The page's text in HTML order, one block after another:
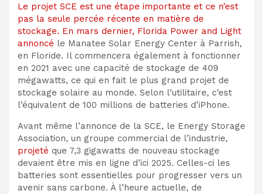
Le projet SCE est une étape importante et ce n’est
pas la seule percée récente en matière de
stockage. En mars dernier, Florida Power and Light
annoncé le Manatee Solar Energy Center à Parrish,
en Floride. Il commencera également à fonctionner
en 2021 avec une capacité de stockage de 409
mégawatts, ce qui en fait le plus grand projet de
stockage solaire au monde. Selon l’utilitaire, c’est
l’équivalent de 100 millions de batteries d’iPhone.
Avant même l’annonce de la SCE, le Energy Storage
Association, un groupe commercial de l’industrie,
projeté que 7,3 gigawatts de nouveau stockage
devaient être mis en ligne d’ici 2025. Celles-ci les
batteries sont essentielles pour progresser vers un
avenir sans carbone. À l’heure actuelle, de